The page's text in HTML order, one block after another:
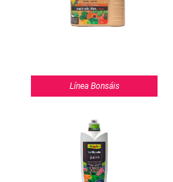
Línea Bonsáis